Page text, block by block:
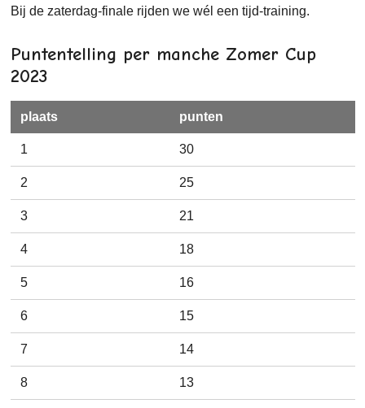
Bij de zaterdag-finale rijden we wél een tijd-training.
Puntentelling per manche Zomer Cup
2023
plaats punten
1 30
2 25
3 21
4 18
5 16
6 15
7 14
8 13